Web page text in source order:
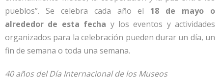
pueblos”. Se celebra cada año el 18 de mayo o
alrededor de esta fecha y los eventos y actividades
organizados para la celebración pueden durar un día, un
fin de semana o toda una semana.
40 años del Día Internacional de los Museos